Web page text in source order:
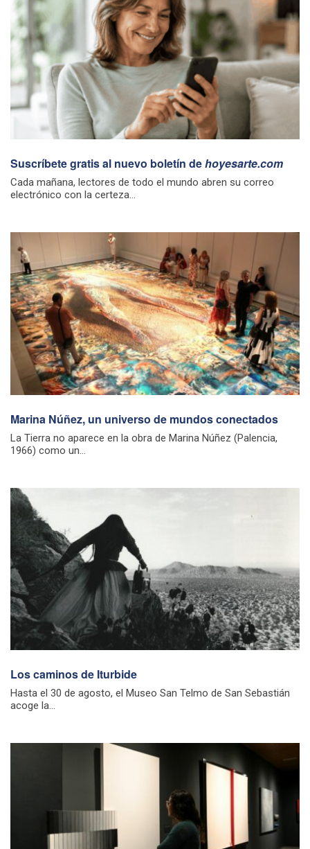
Suscríbete gratis al nuevo boletín dehoyesarte.com
Cada mañana, lectores de todo el mundo abren su correo
electrónico con la certeza...
Marina Núñez, un universo de mundos conectados
La Tierra no aparece en la obra de Marina Núñez (Palencia,
1966) como un...
Los caminos de Iturbide
Hasta el 30 de agosto, el Museo San Telmo de San Sebastián
acoge la...